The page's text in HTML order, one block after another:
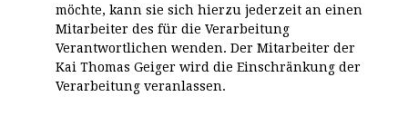
möchte, kann sie sich hierzu jederzeit an einen
Mitarbeiter des für die Verarbeitung
Verantwortlichen wenden. Der Mitarbeiter der
Kai Thomas Geiger wird die Einschränkung der
Verarbeitung veranlassen.